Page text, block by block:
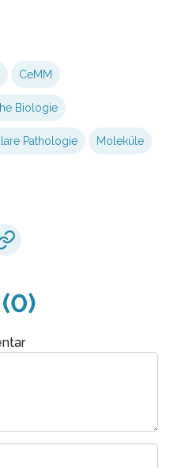
CeMM
Biologie
Pathologie Moleküle